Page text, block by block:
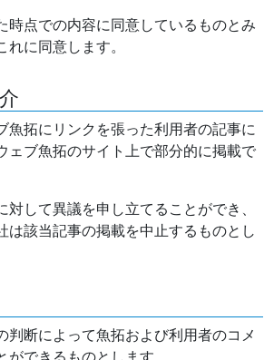
時点での内容に同意しているものとみ
れに同意します。
魚拓にリンクを張った利用者の記事に
ェブ魚拓のサイト上で部分的に掲載で
対して異議を申し立てることができ、
は該当記事の掲載を中止するものとし
判断によって魚拓および利用者のコメ